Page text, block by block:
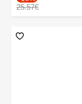
25.57€